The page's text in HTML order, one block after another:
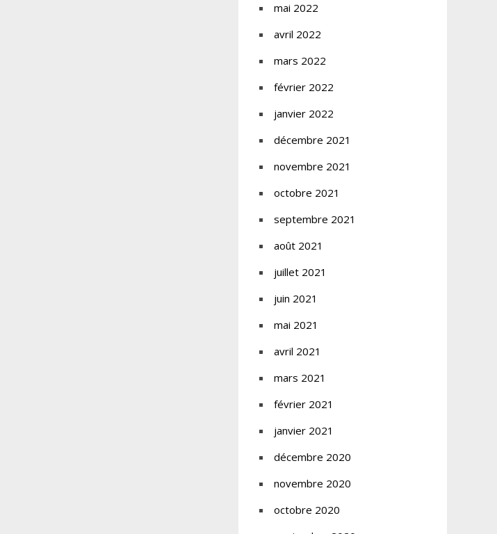
mai 2022
avril 2022
mars 2022
février 2022
janvier 2022
décembre 2021
novembre 2021
octobre 2021
septembre 2021
août 2021
juillet 2021
juin 2021
mai 2021
avril 2021
mars 2021
février 2021
janvier 2021
décembre 2020
novembre 2020
octobre 2020